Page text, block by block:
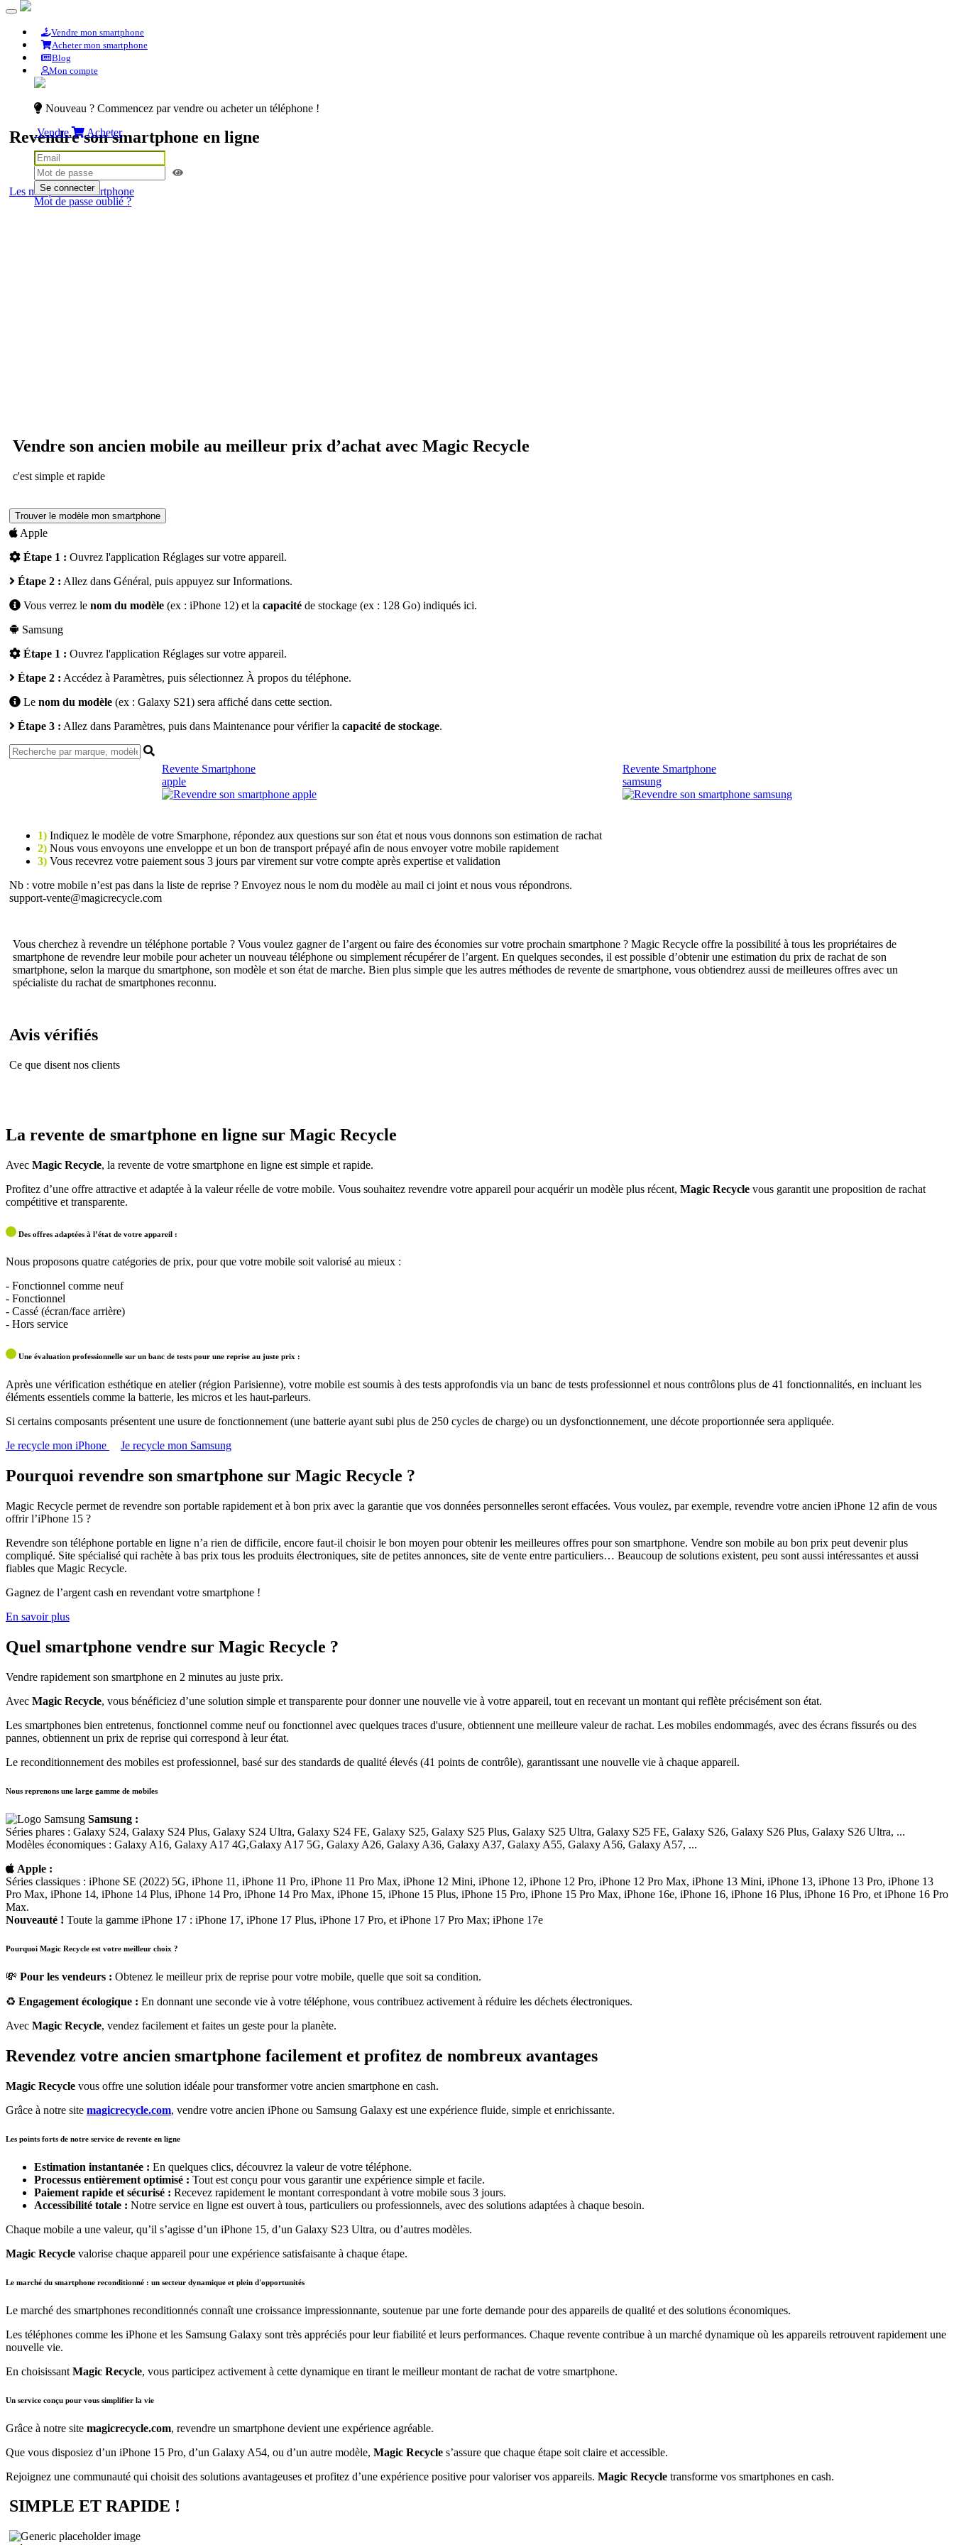
Vendre mon smartphone
Acheter mon smartphone
Blog
Mon compte
Nouveau ? Commencez par vendre ou acheter un téléphone !
Vendre
Acheter
Se connecter
Mot de passe oublié ?
Revendre son smartphone en ligne
Les marques de smartphone
Vendre son ancien mobile au meilleur prix d’achat avec Magic Recycle
c'est simple et rapide
Trouver le modèle mon smartphone
Apple
Étape 1 : Ouvrez l'application Réglages sur votre appareil.
Étape 2 : Allez dans Général, puis appuyez surInformations.
Vous verrez le nom du modèle (ex : iPhone 12) et la capacité de stockage (ex : 128 Go) indiqués ici.
Samsung
Étape 1 : Ouvrez l'application Réglages sur votre appareil.
Étape 2 : Accédez à Paramètres, puis sélectionnez À propos du téléphone.
Le nom du modèle (ex : Galaxy S21) sera affiché dans cette section.
Étape 3 : Allez dans Paramètres, puis dans Maintenance pour vérifier la capacité de stockage.
Revente Smartphone
apple
Revente Smartphone
samsung
1) Indiquez le modèle de votre Smarphone, répondez aux questions sur son état et nous vous donnons son estimation de rachat
2) Nous vous envoyons une enveloppe et un bon de transport prépayé afin de nous envoyer votre mobile rapidement
3) Vous recevrez votre paiement sous 3 jours par virement sur votre compte après expertise et validation
Nb : votre mobile n’est pas dans la liste de reprise ? Envoyez nous le nom du modèle au mail ci joint et nous vous répondrons.
support-vente@magicrecycle.com
Vous cherchez à revendre un téléphone portable ? Vous voulez gagner de l’argent ou faire des économies sur votre prochain smartphone ? Magic Recycle offre la possibilité à tous les propriétaires de
smartphone de revendre leur mobile pour acheter un nouveau téléphone ou simplement récupérer de l’argent. En quelques secondes, il est possible d’obtenir une estimation du prix de rachat de son
smartphone, selon la marque du smartphone, son modèle et son état de marche. Bien plus simple que les autres méthodes de revente de smartphone, vous obtiendrez aussi de meilleures offres avec un
spécialiste du rachat de smartphones reconnu.
Avis vérifiés
Ce que disent nos clients
La revente de smartphone en ligne sur Magic Recycle
Avec Magic Recycle, la revente de votre smartphone en ligne est simple et rapide.
Profitez d’une offre attractive et adaptée à la valeur réelle de votre mobile. Vous souhaitez revendre votre appareil pour acquérir un modèle plus récent, Magic Recycle vous garantit une proposition de rachat
compétitive et transparente.
Des offres adaptées à l’état de votre appareil :
Nous proposons quatre catégories de prix, pour que votre mobile soit valorisé au mieux :
- Fonctionnel comme neuf
- Fonctionnel
- Cassé (écran/face arrière)
- Hors service
Une évaluation professionnelle sur un banc de tests pour une reprise au juste prix :
Après une vérification esthétique en atelier (région Parisienne), votre mobile est soumis à des tests approfondis via un banc de tests professionnel et nous contrôlons plus de 41 fonctionnalités, en incluant les
éléments essentiels comme la batterie, les micros et les haut-parleurs.
Si certains composants présentent une usure de fonctionnement (une batterie ayant subi plus de 250 cycles de charge) ou un dysfonctionnement, une décote proportionnée sera appliquée.
Je recycle mon iPhone
Je recycle mon Samsung
Pourquoi revendre son smartphone sur Magic Recycle ?
Magic Recycle permet de revendre son portable rapidement et à bon prix avec la garantie que vos données personnelles seront effacées. Vous voulez, par exemple, revendre votre ancien iPhone 12 afin de vous
offrir l’iPhone 15 ?
Revendre son téléphone portable en ligne n’a rien de difficile, encore faut-il choisir le bon moyen pour obtenir les meilleures offres pour son smartphone. Vendre son mobile au bon prix peut devenir plus
compliqué. Site spécialisé qui rachète à bas prix tous les produits électroniques, site de petites annonces, site de vente entre particuliers… Beaucoup de solutions existent, peu sont aussi intéressantes et aussi
fiables que Magic Recycle.
Gagnez de l’argent cash en revendant votre smartphone !
En savoir plus
Quel smartphone vendre sur Magic Recycle ?
Vendre rapidement son smartphone en 2 minutes au juste prix.
Avec Magic Recycle, vous bénéficiez d’une solution simple et transparente pour donner une nouvelle vie à votre appareil, tout en recevant un montant qui reflète précisément son état.
Les smartphones bien entretenus, fonctionnel comme neuf ou fonctionnel avec quelques traces d'usure, obtiennent une meilleure valeur de rachat. Les mobiles endommagés, avec des écrans fissurés ou des
pannes, obtiennent un prix de reprise qui correspond à leur état.
Le reconditionnement des mobiles est professionnel, basé sur des standards de qualité élevés (41 points de contrôle), garantissant une nouvelle vie à chaque appareil.
Nous reprenons une large gamme de mobiles
Samsung :
Séries phares : Galaxy S24, Galaxy S24 Plus, Galaxy S24 Ultra, Galaxy S24 FE, Galaxy S25, Galaxy S25 Plus, Galaxy S25 Ultra, Galaxy S25 FE, Galaxy S26, Galaxy S26 Plus, Galaxy S26 Ultra, ...
Modèles économiques : Galaxy A16, Galaxy A17 4G,Galaxy A17 5G, Galaxy A26, Galaxy A36, Galaxy A37, Galaxy A55, Galaxy A56, Galaxy A57, ...
Apple :
Séries classiques : iPhone SE (2022) 5G, iPhone 11, iPhone 11 Pro, iPhone 11 Pro Max, iPhone 12 Mini, iPhone 12, iPhone 12 Pro, iPhone 12 Pro Max, iPhone 13 Mini, iPhone 13, iPhone 13 Pro, iPhone 13
Pro Max, iPhone 14, iPhone 14 Plus, iPhone 14 Pro, iPhone 14 Pro Max, iPhone 15, iPhone 15 Plus, iPhone 15 Pro, iPhone 15 Pro Max, iPhone 16e, iPhone 16, iPhone 16 Plus, iPhone 16 Pro, et iPhone 16 Pro
Max.
Nouveauté ! Toute la gamme iPhone 17 : iPhone 17, iPhone 17 Plus, iPhone 17 Pro, et iPhone 17 Pro Max; iPhone 17e
Pourquoi Magic Recycle est votre meilleur choix ?
💸 Pour les vendeurs : Obtenez le meilleur prix de reprise pour votre mobile, quelle que soit sa condition.
♻️ Engagement écologique : En donnant une seconde vie à votre téléphone, vous contribuez activement à réduire les déchets électroniques.
Avec Magic Recycle, vendez facilement et faites un geste pour la planète.
Revendez votre ancien smartphone facilement et profitez de nombreux avantages
Magic Recycle vous offre une solution idéale pour transformer votre ancien smartphone en cash.
Grâce à notre site magicrecycle.com, vendre votre ancien iPhone ou Samsung Galaxy est une expérience fluide, simple et enrichissante.
Les points forts de notre service de revente en ligne
Estimation instantanée : En quelques clics, découvrez la valeur de votre téléphone.
Processus entièrement optimisé : Tout est conçu pour vous garantir une expérience simple et facile.
Paiement rapide et sécurisé : Recevez rapidement le montant correspondant à votre mobile sous 3 jours.
Accessibilité totale : Notre service en ligne est ouvert à tous, particuliers ou professionnels, avec des solutions adaptées à chaque besoin.
Chaque mobile a une valeur, qu’il s’agisse d’un iPhone 15, d’un Galaxy S23 Ultra, ou d’autres modèles.
Magic Recycle valorise chaque appareil pour une expérience satisfaisante à chaque étape.
Le marché du smartphone reconditionné : un secteur dynamique et plein d'opportunités
Le marché des smartphones reconditionnés connaît une croissance impressionnante, soutenue par une forte demande pour des appareils de qualité et des solutions économiques.
Les téléphones comme les iPhone et les Samsung Galaxy sont très appréciés pour leur fiabilité et leurs performances. Chaque revente contribue à un marché dynamique où les appareils retrouvent rapidement une
nouvelle vie.
En choisissant Magic Recycle, vous participez activement à cette dynamique en tirant le meilleur montant de rachat de votre smartphone.
Un service conçu pour vous simplifier la vie
Grâce à notre site magicrecycle.com, revendre un smartphone devient une expérience agréable.
Que vous disposiez d’un iPhone 15 Pro, d’un Galaxy A54, ou d’un autre modèle, Magic Recycle s’assure que chaque étape soit claire et accessible.
Rejoignez une communauté qui choisit des solutions avantageuses et profitez d’une expérience positive pour valoriser vos appareils. Magic Recycle transforme vos smartphones en cash.
SIMPLE ET RAPIDE !